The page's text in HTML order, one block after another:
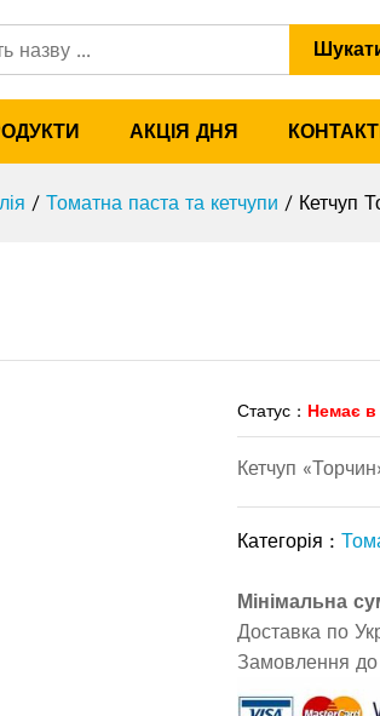
АКЦІЯ ДНЯ
/ Томатна паста та кетчупи / Кетчуп
Статус : Немає в
Кетчуп
Категорія :
Мінімальна
Доставка по
Замовлення до